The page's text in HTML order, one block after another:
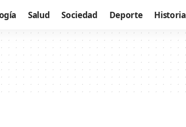
Salud Sociedad Deporte Historia